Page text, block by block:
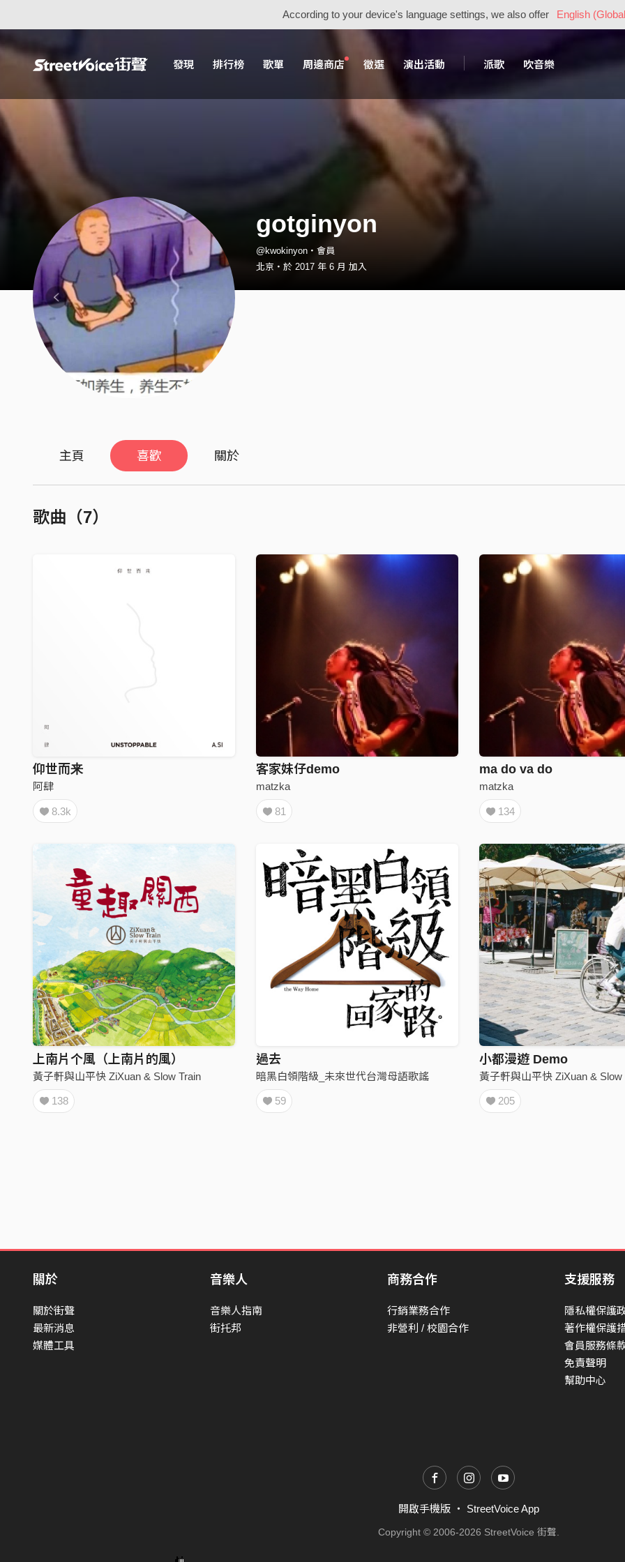
According to your device's language settings, we also offer English
發現 排行榜 歌單 周邊商店 徵選 演出活動 派歌 吹音樂
gotginyon
@kwokinyon・會員
北京・於 2017 年 6 月 加入
主頁 喜歡 關於
歌曲（7）
仰世而来
阿肆
8.3k
客家妹仔demo
matzka
81
ma do va do
matzka
134
上南片个風（上南片的風）
黃子軒與山平快 ZiXuan & Slow Train
138
過去
暗黑白領階級_未來世代台灣母語歌謠
59
小都漫遊 Demo
黃子軒與山平快 ZiXuan & Slow
205
關於
關於街聲
最新消息
媒體工具
音樂人
音樂人指南
街托邦
商務合作
行銷業務合作
非營利 / 校園合作
支援服務
隱私權保護
著作權保護
會員服務條
免責聲明
幫助中心
開啟手機版 ・ StreetVoice App
Copyright © 2006-2026 StreetVoice 街聲.